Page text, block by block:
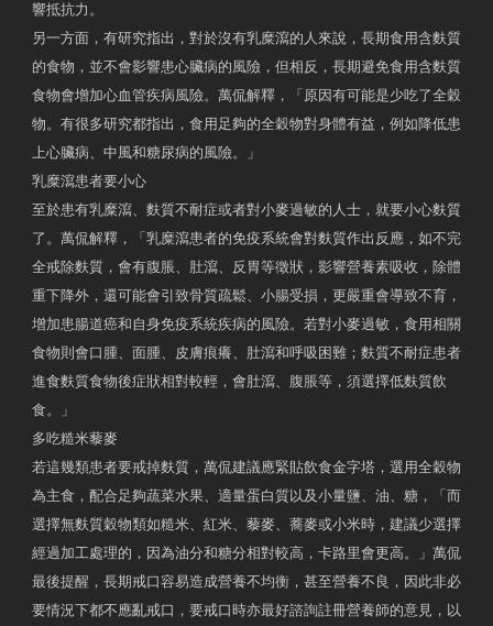
響抵抗力。
另一方面，有研究指出，對於沒有乳糜瀉的人來說，長期食用含麩質
的食物，並不會影響患心臟病的風險，但相反，長期避免食用含麩質
食物會增加心血管疾病風險。萬侃解釋，「原因有可能是少吃了全穀
物。有很多研究都指出，食用足夠的全穀物對身體有益，例如降低患
上心臟病、中風和糖尿病的風險。」
乳糜瀉患者要小心
至於患有乳糜瀉、麩質不耐症或者對小麥過敏的人士，就要小心麩質
了。萬侃解釋，「乳糜瀉患者的免疫系統會對麩質作出反應，如不完
全戒除麩質，會有腹脹、肚瀉、反胃等徵狀，影響營養素吸收，除體
重下降外，還可能會引致骨質疏鬆、小腸受損，更嚴重會導致不育，
增加患腸道癌和自身免疫系統疾病的風險。若對小麥過敏，食用相關
食物則會口腫、面腫、皮膚痕癢、肚瀉和呼吸困難；麩質不耐症患者
進食麩質食物後症狀相對較輕，會肚瀉、腹脹等，須選擇低麩質飲
食。」
多吃糙米藜麥
若這幾類患者要戒掉麩質，萬侃建議應緊貼飲食金字塔，選用全穀物
為主食，配合足夠蔬菜水果、適量蛋白質以及小量鹽、油、糖，「而
選擇無麩質穀物類如糙米、紅米、藜麥、蕎麥或小米時，建議少選擇
經過加工處理的，因為油分和糖分相對較高，卡路里會更高。」萬侃
最後提醒，長期戒口容易造成營養不均衡，甚至營養不良，因此非必
要情況下都不應亂戒口，要戒口時亦最好諮詢註冊營養師的意見，以